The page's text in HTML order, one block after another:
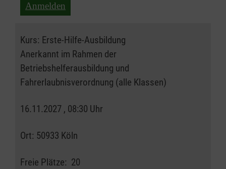
Anmelden
Kurs: Erste-Hilfe-Ausbildung
Anerkannt im Rahmen der
Betriebshelferausbildung und
Fahrerlaubnisverordnung (alle Klassen)
16.11.2027 , 08:30 Uhr
Ort: 50933 Köln
Freie Plätze: 20